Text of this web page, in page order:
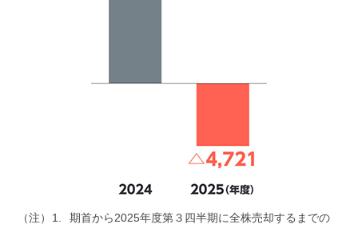
（注）
期首から2025年度第３四半期に全株売却するまでの